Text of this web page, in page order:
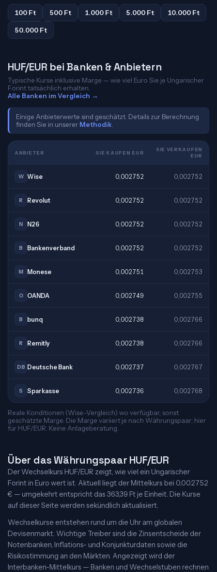
100 Ft 500 Ft 1.000 Ft 5.000 Ft
10.000 Ft
50.000 Ft
HUF/EUR bei Banken & Anbietern
Typische Kurse inklusive Marge — wie viel Euro Sie je Ungarischer
Forint tatsächlich erhalten.
Alle Banken im Vergleich →
Einige Anbieterwerte sind geschätzt. Details zur Berechnung
finden Sie in unserer Methodik
ANBIETER SIE KAUFEN EUR
SIE VERKAUFEN
EUR
W Wise 0,002752 0,002752
R Revolut 0,002752 0,002752
N N26 0,002752 0,002752
B Bankenverband 0,002752 0,002752
M Monese 0,002751 0,002753
O OANDA 0,002749 0,002755
B bunq 0,002738 0,002766
R Remitly 0,002738 0,002766
DB Deutsche Bank 0,002737 0,002767
S Sparkasse 0,002736 0,002768
Reale Konditionen (Wise-Vergleich) wo verfügbar, sonst
geschätzte Marge. Die Marge variiert je nach Währungspaar; hier
für HUF/EUR. Keine Anlageberatung.
Über das Währungspaar HUF/EUR
Der Wechselkurs HUF/EUR zeigt, wie viel ein Ungarischer
Forint in Euro wert ist. Aktuell liegt der Mittelkurs bei 0,002752
€ — umgekehrt entspricht das 363,39 Ft je Einheit. Die Kurse
auf dieser Seite werden sekündlich aktualisiert.
Wechselkurse entstehen rund um die Uhr am globalen
Devisenmarkt. Wichtige Treiber sind die Zinsentscheide der
Notenbanken, Inflations- und Konjunkturdaten sowie die
Risikostimmung an den Märkten. Angezeigt wird der
Interbanken-Mittelkurs — Banken und Wechselstuben rechnen